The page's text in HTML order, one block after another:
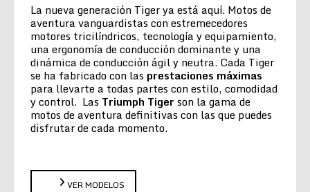
La nueva generación Tiger ya está aquí. Motos de
aventura vanguardistas con estremecedores
motores tricilíndricos, tecnología y equipamiento,
una ergonomía de conducción dominante y una
dinámica de conducción ágil y neutra. Cada Tiger
se ha fabricado con las prestaciones máximas
para llevarte a todas partes con estilo, comodidad
y control. Las Triumph Tiger son la gama de
motos de aventura definitivas con las que puedes
disfrutar de cada momento.
VER MODELOS